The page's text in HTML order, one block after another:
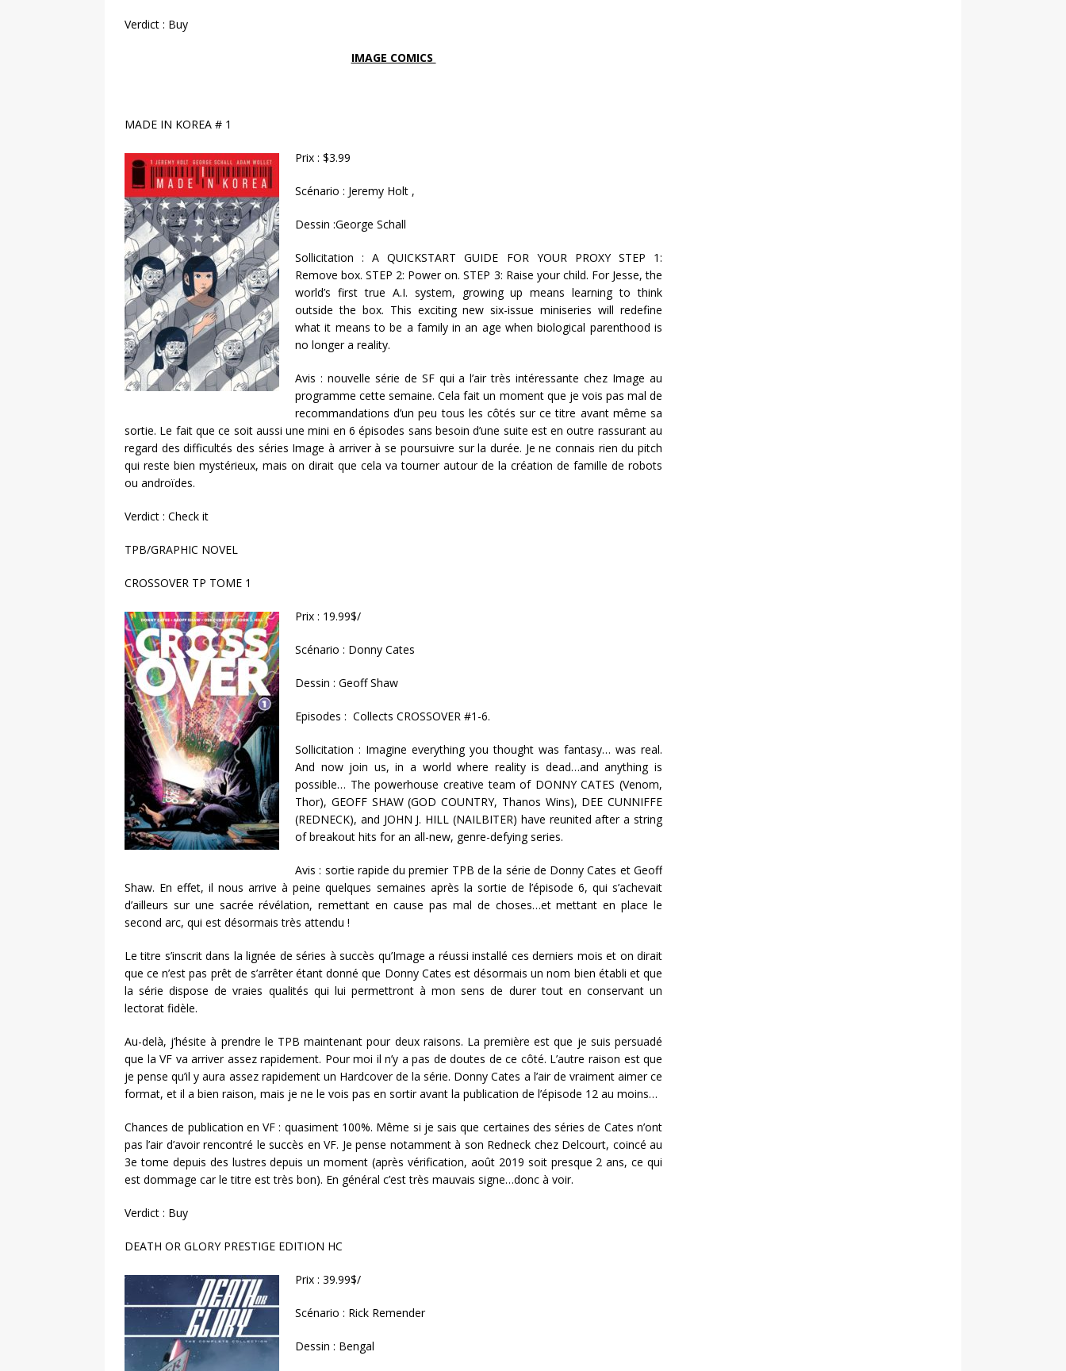
Verdict : Buy
IMAGE COMICS
MADE IN KOREA # 1
Prix : $3.99
Scénario : Jeremy Holt ,
Dessin :George Schall
Sollicitation : A QUICKSTART GUIDE FOR YOUR PROXY STEP 1:
Remove box. STEP 2: Power on. STEP 3: Raise your child. For Jesse, the
world’s first true A.I. system, growing up means learning to think
outside the box. This exciting new six-issue miniseries will redefine
what it means to be a family in an age when biological parenthood is
no longer a reality.
Avis : nouvelle série de SF qui a l’air très intéressante chez Image au
programme cette semaine. Cela fait un moment que je vois pas mal de
recommandations d’un peu tous les côtés sur ce titre avant même sa
sortie. Le fait que ce soit aussi une mini en 6 épisodes sans besoin d’une suite est en outre rassurant au
regard des difficultés des séries Image à arriver à se poursuivre sur la durée. Je ne connais rien du pitch
qui reste bien mystérieux, mais on dirait que cela va tourner autour de la création de famille de robots
ou androïdes.
Verdict : Check it
TPB/GRAPHIC NOVEL
CROSSOVER TP TOME 1
Prix : 19.99$/
Scénario : Donny Cates
Dessin : Geoff Shaw
Episodes : Collects CROSSOVER #1-6.
Sollicitation : Imagine everything you thought was fantasy… was real.
And now join us, in a world where reality is dead…and anything is
possible… The powerhouse creative team of DONNY CATES (Venom,
Thor), GEOFF SHAW (GOD COUNTRY, Thanos Wins), DEE CUNNIFFE
(REDNECK), and JOHN J. HILL (NAILBITER) have reunited after a string
of breakout hits for an all-new, genre-defying series.
Avis : sortie rapide du premier TPB de la série de Donny Cates et Geoff
Shaw. En effet, il nous arrive à peine quelques semaines après la sortie de l’épisode 6, qui s’achevait
d’ailleurs sur une sacrée révélation, remettant en cause pas mal de choses…et mettant en place le
second arc, qui est désormais très attendu !
Le titre s’inscrit dans la lignée de séries à succès qu’Image a réussi installé ces derniers mois et on dirait
que ce n’est pas prêt de s’arrêter étant donné que Donny Cates est désormais un nom bien établi et que
la série dispose de vraies qualités qui lui permettront à mon sens de durer tout en conservant un
lectorat fidèle.
Au-delà, j’hésite à prendre le TPB maintenant pour deux raisons. La première est que je suis persuadé
que la VF va arriver assez rapidement. Pour moi il n’y a pas de doutes de ce côté. L’autre raison est que
je pense qu’il y aura assez rapidement un Hardcover de la série. Donny Cates a l’air de vraiment aimer ce
format, et il a bien raison, mais je ne le vois pas en sortir avant la publication de l’épisode 12 au moins…
Chances de publication en VF : quasiment 100%. Même si je sais que certaines des séries de Cates n’ont
pas l’air d’avoir rencontré le succès en VF. Je pense notamment à son Redneck chez Delcourt, coincé au
3e tome depuis des lustres depuis un moment (après vérification, août 2019 soit presque 2 ans, ce qui
est dommage car le titre est très bon). En général c’est très mauvais signe…donc à voir.
Verdict : Buy
DEATH OR GLORY PRESTIGE EDITION HC
Prix : 39.99$/
Scénario : Rick Remender
Dessin : Bengal